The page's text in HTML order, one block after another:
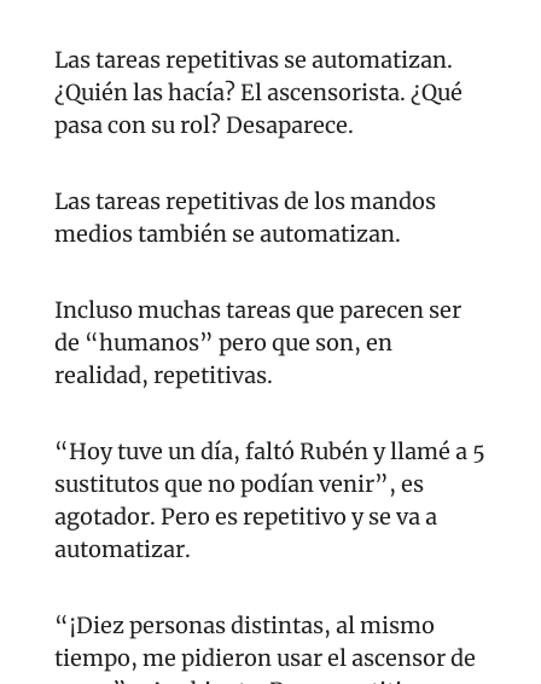
Las tareas repetitivas se automatizan.
¿Quién las hacía? El ascensorista. ¿Qué
pasa con su rol? Desaparece.
Las tareas repetitivas de los mandos
medios también se automatizan.
Incluso muchas tareas que parecen ser
de “humanos” pero que son, en
realidad, repetitivas.
“Hoy tuve un día, faltó Rubén y llamé a 5
sustitutos que no podían venir”, es
agotador. Pero es repetitivo y se va a
automatizar.
“¡Diez personas distintas, al mismo
tiempo, me pidieron usar el ascensor de